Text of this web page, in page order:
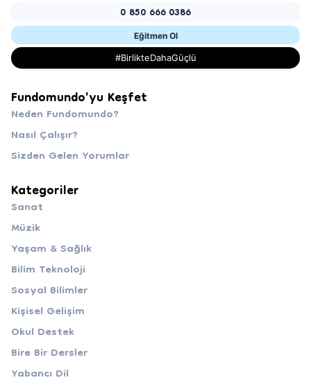
0 850 666 0386
Eğitmen Ol
#BirlikteDahaGüçlü
Fundomundo'yu Keşfet
Neden Fundomundo?
Nasıl Çalışır?
Sizden Gelen Yorumlar
Kategoriler
Sanat
Müzik
Yaşam & Sağlık
Bilim Teknoloji
Sosyal Bilimler
Kişisel Gelişim
Okul Destek
Bire Bir Dersler
Yabancı Dil